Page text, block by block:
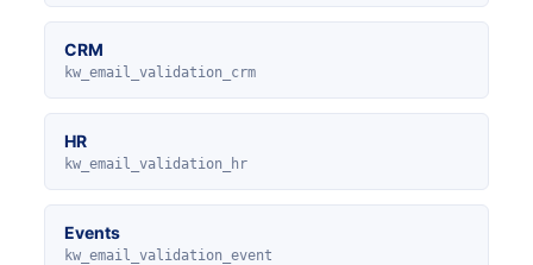
CRM
kw_email_validation_crm
HR
kw_email_validation_hr
Events
kw_email_validation_event